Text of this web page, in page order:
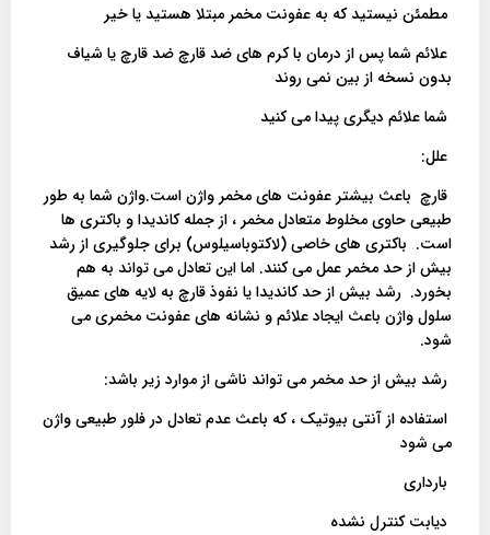
مطمئن نیستید که به عفونت مخمر مبتلا هستید یا خیر
علائم شما پس از درمان با کرم های ضد قارچ ضد قارچ یا شیاف
بدون نسخه از بین نمی روند
شما علائم دیگری پیدا می کنید
علل:
قارچ باعث بیشتر عفونت های مخمر واژن است.واژن شما به طور
طبیعی حاوی مخلوط متعادل مخمر ، از جمله کاندیدا و باکتری ها
است. باکتری های خاصی (لاکتوباسیلوس) برای جلوگیری از رشد
بیش از حد مخمر عمل می کنند. اما این تعادل می تواند به هم
بخورد. رشد بیش از حد کاندیدا یا نفوذ قارچ به لایه های عمیق
سلول واژن باعث ایجاد علائم و نشانه های عفونت مخمری می
شود.
رشد بیش از حد مخمر می تواند ناشی از موارد زیر باشد:
استفاده از آنتی بیوتیک ، که باعث عدم تعادل در فلور طبیعی واژن
می شود
بارداری
دیابت کنترل نشده